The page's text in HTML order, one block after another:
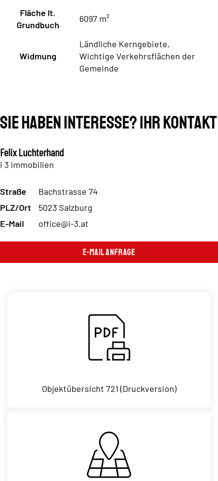
Fläche lt.
Grundbuch
6097 m²
Widmung
Ländliche Kerngebiete,
Wichtige Verkehrsflächen der
Gemeinde
Sie haben Interesse? Ihr Kontakt
Felix Luchterhand
i 3 immobilien
Straße
Bachstrasse 74
PLZ/Ort
5023 Salzburg
E-Mail
office@i-3.at
E-Mail Anfrage
Objektübersicht 721 (Druckversion)